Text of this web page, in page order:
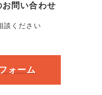
問い合わせ
談ください
ォーム